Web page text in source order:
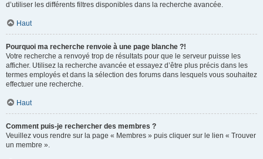
d’utiliser les différents filtres disponibles dans la recherche avancée.
Haut
Pourquoi ma recherche renvoie à une page blanche ?!
Votre recherche a renvoyé trop de résultats pour que le serveur puisse les
afficher. Utilisez la recherche avancée et essayez d’être plus précis dans les
termes employés et dans la sélection des forums dans lesquels vous souhaitez
effectuer une recherche.
Haut
Comment puis-je rechercher des membres ?
Veuillez vous rendre sur la page « Membres » puis cliquer sur le lien « Trouver
un membre ».